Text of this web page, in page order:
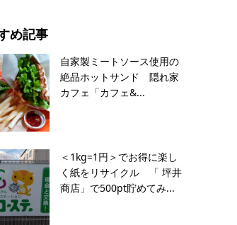
め記事
自家製ミートソース使用の
絶品ホットサンド 隠れ家
カフェ「カフェ&...
＜1kg=1円＞でお得に楽し
く紙をリサイクル 「 坪井
商店」で500pt貯めてみ...